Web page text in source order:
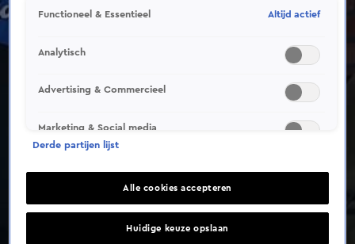
Functioneel & Essentieel Altijd actief
Analytisch
Advertising & Commercieel
Marketing & Social media
Derde partijen lijst
Alle cookies accepteren
Huidige keuze opslaan